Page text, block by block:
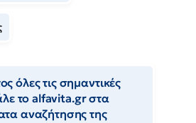
όλες τις σημαντικές
το alfavita.gr στα
αναζήτησης της